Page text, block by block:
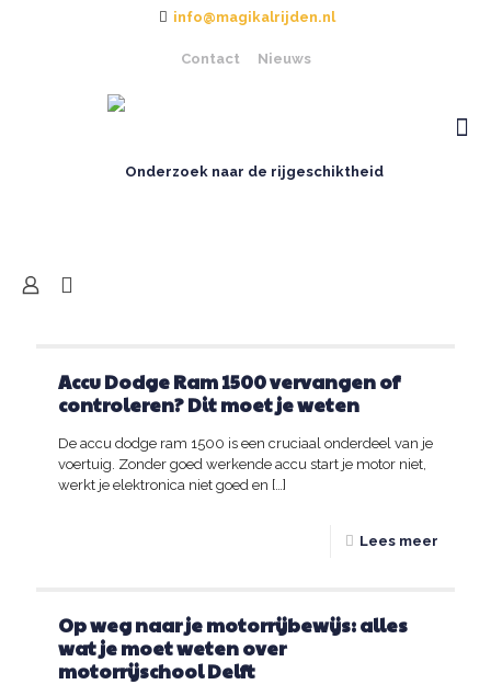
info@magikalrijden.nl
Contact Nieuws
Accu Dodge Ram 1500 vervangen of
controleren? Dit moet je weten
De accu dodge ram 1500 is een cruciaal onderdeel van je
voertuig. Zonder goed werkende accu start je motor niet,
werkt je elektronica niet goed en […]
Lees meer
Op weg naar je motorrijbewijs: alles
wat je moet weten over
motorrijschool Delft